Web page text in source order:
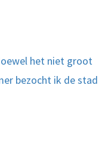
het niet groot
bezocht ik de stad